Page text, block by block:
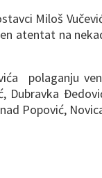
Miloš
atentat na
polaganju
Dubravka
Popović,